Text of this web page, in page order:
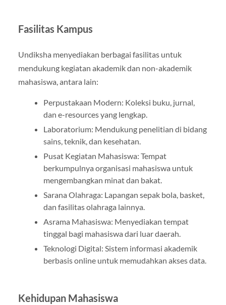
Fasilitas Kampus
Undiksha menyediakan berbagai fasilitas untuk
mendukung kegiatan akademik dan non-akademik
mahasiswa, antara lain:
Perpustakaan Modern: Koleksi buku, jurnal,
dan e-resources yang lengkap.
Laboratorium: Mendukung penelitian di bidang
sains, teknik, dan kesehatan.
Pusat Kegiatan Mahasiswa: Tempat
berkumpulnya organisasi mahasiswa untuk
mengembangkan minat dan bakat.
Sarana Olahraga: Lapangan sepak bola, basket,
dan fasilitas olahraga lainnya.
Asrama Mahasiswa: Menyediakan tempat
tinggal bagi mahasiswa dari luar daerah.
Teknologi Digital: Sistem informasi akademik
berbasis online untuk memudahkan akses data.
Kehidupan Mahasiswa